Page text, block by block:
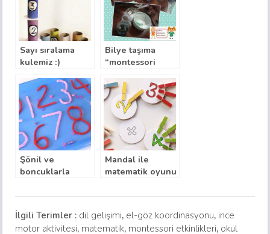
Sayı sıralama
kulemiz :)
Bilye taşıma
“montessori
Şönil ve
boncuklarla
öğrenme
Mandal ile
matematik oyunu
İlgili Terimler : dil gelişimi, el-göz koordinasyonu, ince
motor aktivitesi, matematik, montessori etkinlikleri, okul